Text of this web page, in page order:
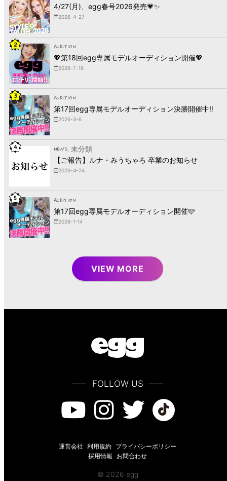
4/27(月)、egg春号2026発売💗✨
2026-4-27
2 AUDITION
💖第18回egg専属モデルオーディション開催💖
2026-7-16
3 AUDITION
第17回egg専属モデルオーディション決勝開催中‼︎
2026-3-6
4 NEWS , 未分類
【ご報告】ルナ・みうちゃろ 卒業のお知らせ
2026-4-24
5 AUDITION
第17回egg専属モデルオーディション開催🩷
2026-1-14
VIEW MORE
FOLLOW US
運営会社 利用規約 プライバシーポリシー
採用情報
お問合わせ
© 2026 egg